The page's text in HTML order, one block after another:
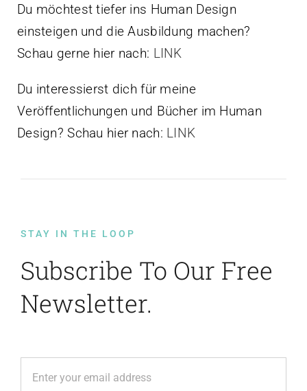
Du möchtest tiefer ins Human Design
einsteigen und die Ausbildung machen?
Schau gerne hier nach: LINK
Du interessierst dich für meine
Veröffentlichungen und Bücher im Human
Design? Schau hier nach: LINK
STAY IN THE LOOP
Subscribe To Our Free
Newsletter.